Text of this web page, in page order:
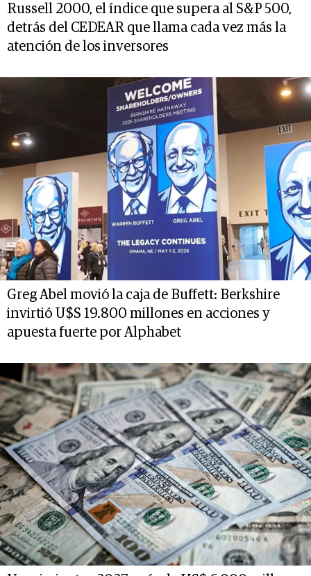
Russell 2000, el índice que supera al S&P 500,
detrás del CEDEAR que llama cada vez más la
atención de los inversores
Greg Abel movió la caja de Buffett: Berkshire
invirtió U$S 19.800 millones en acciones y
apuesta fuerte por Alphabet